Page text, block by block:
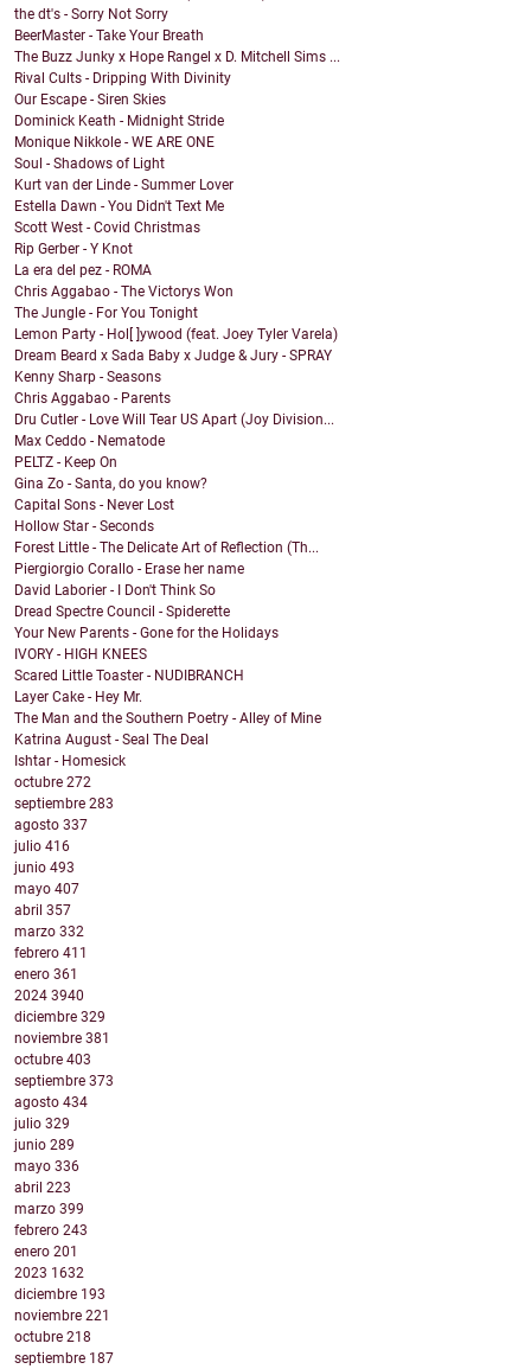
the dt's - Sorry Not Sorry
BeerMaster - Take Your Breath
The Buzz Junky x Hope Rangel x D. Mitchell Sims ...
Rival Cults - Dripping With Divinity
Our Escape - Siren Skies
Dominick Keath - Midnight Stride
Monique Nikkole - WE ARE ONE
Soul - Shadows of Light
Kurt van der Linde - Summer Lover
Estella Dawn - You Didn't Text Me
Scott West - Covid Christmas
Rip Gerber - Y Knot
La era del pez - ROMA
Chris Aggabao - The Victorys Won
The Jungle - For You Tonight
Lemon Party - Hol[ ]ywood (feat. Joey Tyler Varela)
Dream Beard x Sada Baby x Judge & Jury - SPRAY
Kenny Sharp - Seasons
Chris Aggabao - Parents
Dru Cutler - Love Will Tear US Apart (Joy Division...
Max Ceddo - Nematode
PELTZ - Keep On
Gina Zo - Santa, do you know?
Capital Sons - Never Lost
Hollow Star - Seconds
Forest Little - The Delicate Art of Reflection (Th...
Piergiorgio Corallo - Erase her name
David Laborier - I Don't Think So
Dread Spectre Council - Spiderette
Your New Parents - Gone for the Holidays
IVORY - HIGH KNEES
Scared Little Toaster - NUDIBRANCH
Layer Cake - Hey Mr.
The Man and the Southern Poetry - Alley of Mine
Katrina August - Seal The Deal
Ishtar - Homesick
octubre 272
septiembre 283
agosto 337
julio 416
junio 493
mayo 407
abril 357
marzo 332
febrero 411
enero 361
2024 3940
diciembre 329
noviembre 381
octubre 403
septiembre 373
agosto 434
julio 329
junio 289
mayo 336
abril 223
marzo 399
febrero 243
enero 201
2023 1632
diciembre 193
noviembre 221
octubre 218
septiembre 187